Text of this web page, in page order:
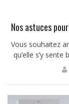
Nos astuces
Vous souhaitez
qu’elle s’y